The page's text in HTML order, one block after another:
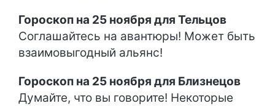
Гороскоп на 25 ноября для Тельцов
Соглашайтесь на авантюры! Может быть
взаимовыгодный альянс!
Гороскоп на 25 ноября для Близнецов
Думайте, что вы говорите! Некоторые